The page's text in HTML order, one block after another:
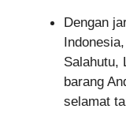
Dengan
Salahutu,
barang
selamat